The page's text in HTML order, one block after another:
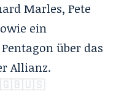
Marles, Pete
ein
über das
Allianz.
🇦🇺🇬🇧🇺🇸